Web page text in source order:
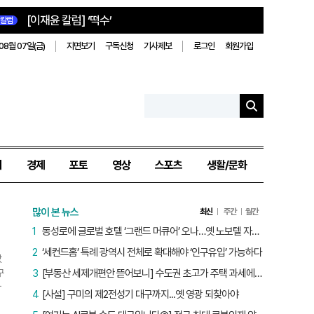
칼럼 [이재윤 칼럼] ‘떡수’
월 07일(금) 지면보기 구독신청 기사제보 로그인 회원가입
경제 포토 영상 스포츠 생활/문화
많이 본 뉴스 최신 주간 월간
동성로에 글로벌 호텔 ‘그랜드 머큐어’ 오나…옛 노보텔 자리 사무실 개설
1
‘세컨드홈’ 특례 광역시 전체로 확대해야 ‘인구유입’ 가능하다
2
[부동산 세제개편안 뜯어보니] 수도권 초고가 주택 과세에만 초점…침체된 지방 부동산 대책은 없다
3
[사설] 구미의 제2전성기 대구까지...옛 영광 되찾아야
4